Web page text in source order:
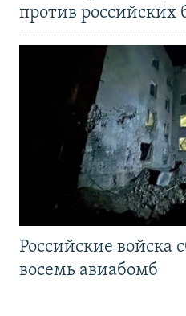
против российских
Российские войска
восемь авиабомб